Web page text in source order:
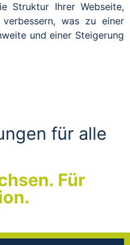
Struktur Ihrer Webseite,
was zu einer
und einer Steigerung
für alle
Für